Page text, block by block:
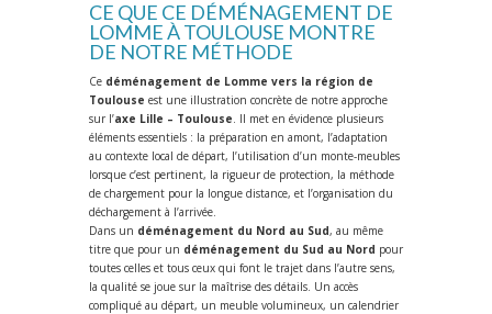
CE QUE CE DÉMÉNAGEMENT DE
LOMME À TOULOUSE MONTRE
DE NOTRE MÉTHODE
Ce déménagement de Lomme vers la région de
Toulouse est une illustration concrète de notre approche
sur l’axe Lille – Toulouse . Il met en évidence plusieurs
éléments essentiels : la préparation en amont, l’adaptation
au contexte local de départ, l’utilisation d’un monte-meubles
lorsque c’est pertinent, la rigueur de protection, la méthode
de chargement pour la longue distance, et l’organisation du
déchargement à l’arrivée.
Dans un déménagement du Nord au Sud, au même
titre que pour un déménagement du Sud au Nord pour
toutes celles et tous ceux qui font le trajet dans l’autre sens,
la qualité se joue sur la maîtrise des détails. Un accès
compliqué au départ, un meuble volumineux, un calendrier